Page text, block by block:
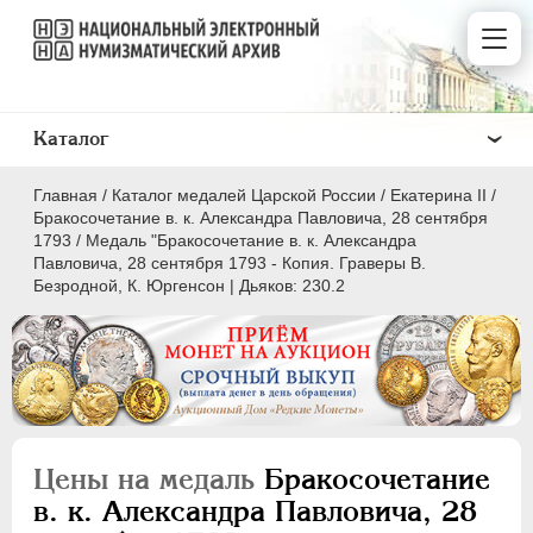
Главная / Каталог медалей Царской России / Екатерина II /
Бракосочетание в. к. Александра Павловича, 28 сентября
1793 / Медаль "Бракосочетание в. к. Александра
Павловича, 28 сентября 1793 - Копия. Граверы В.
Безродной, К. Юргенсон | Дьяков: 230.2
Цены на медаль Бракосочетание
в. к. Александра Павловича, 28
Каталог
ВСЕ
ПEТР I 1699-1725
ЕКАТЕРИНА I 1725-1727
АННА ИОАННОВНА 1730-1740
ИОАНН АНТОНОВИЧ 1740-1741